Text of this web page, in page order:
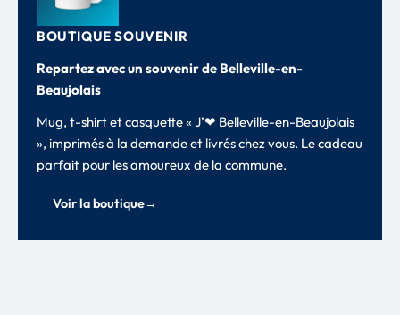
BOUTIQUE SOUVENIR
Repartez avec un souvenir de Belleville-en-
Beaujolais
Mug, t-shirt et casquette « J’❤ Belleville-en-Beaujolais
», imprimés à la demande et livrés chez vous. Le cadeau
parfait pour les amoureux de la commune.
Voir la boutique→